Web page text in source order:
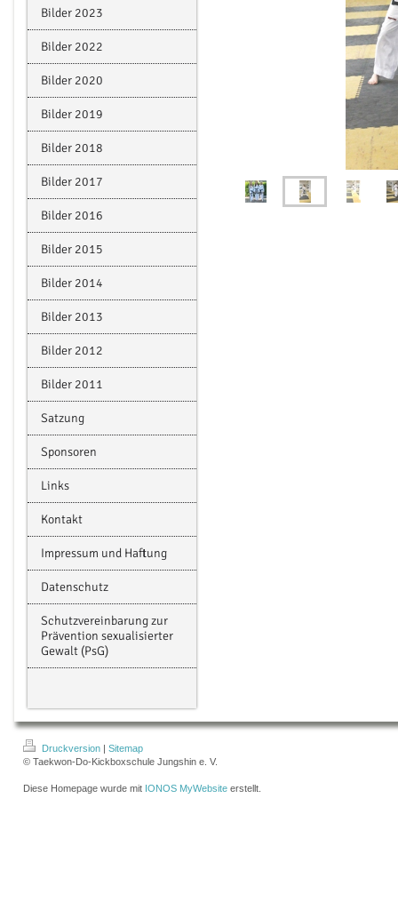
Bilder 2023
Bilder 2022
Bilder 2020
Bilder 2019
Bilder 2018
Bilder 2017
Bilder 2016
Bilder 2015
Bilder 2014
Bilder 2013
Bilder 2012
Bilder 2011
Satzung
Sponsoren
Links
Kontakt
Impressum und Haftung
Datenschutz
Schutzvereinbarung zur
Prävention sexualisierter
Gewalt (PsG)
Druckversion | Sitemap
© Taekwon-Do-Kickboxschule Jungshin e. V.
Diese Homepage wurde mit IONOS MyWebsite erstellt.